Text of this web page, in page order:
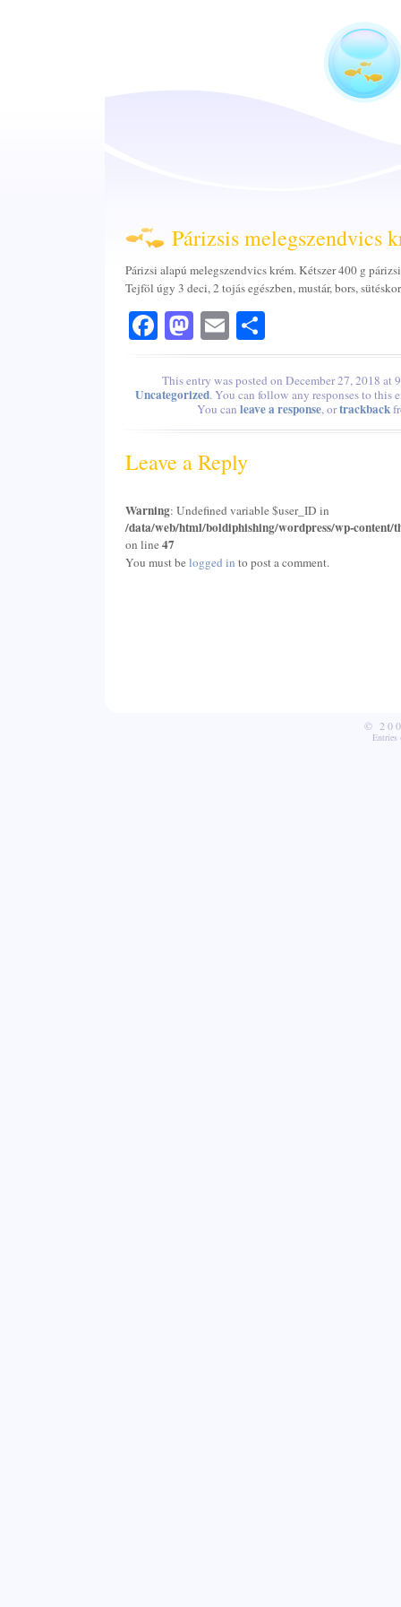
Párizsis melegszendvics
Párizsi alapú melegszendvics krém. Kétszer 400 g
Tejföl úgy 3 deci, 2 tojás egészben, mustár, bors,
Facebook
Mastodon
EmailShare
This entry was posted on December 27, 2018 at
Uncategorized. You can follow any responses to this
You can leave a response, ortrackback
Leave a Reply
Warning: Undefined variable $user_ID in
/data/web/html/boldiphishing/wordpress/wp-content/
on line47
You must belogged in to post a comment.
©
Entries